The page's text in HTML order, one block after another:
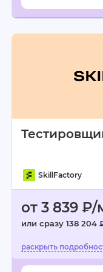
SkillFactory
от 3 839 ₽/
или сразу 138 204